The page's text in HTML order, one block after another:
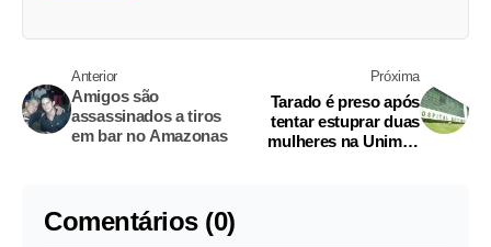
Anterior
Amigos são
assassinados a tiros
em bar no Amazonas
Próxima
Tarado é preso após
tentar estuprar duas
mulheres na Unimed
Comentários (0)